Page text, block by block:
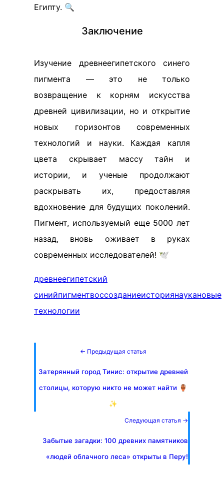
Египту. 🔍
Заключение
Изучение древнеегипетского синего
пигмента — это не только
возвращение к корням искусства
древней цивилизации, но и открытие
новых горизонтов современных
технологий и науки. Каждая капля
цвета скрывает массу тайн и
истории, и ученые продолжают
раскрывать их, предоставляя
вдохновение для будущих поколений.
Пигмент, используемый еще 5000 лет
назад, вновь оживает в руках
современных исследователей! 🕊️
древнеегипетский
синийпигментвоссозданиеисториянаукановые
технологии
← Предыдущая статья
Затерянный город Тинис: открытие древней
столицы, которую никто не может найти 🏺
✨
Следующая статья →
Забытые загадки: 100 древних памятников
«людей облачного леса» открыты в Перу!